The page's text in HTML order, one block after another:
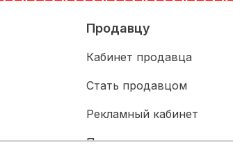
Продавцу
Кабинет продавца
Стать продавцом
Рекламный кабинет
Партнерам